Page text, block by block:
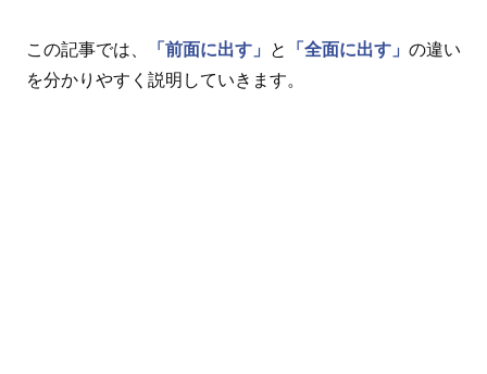
この記事では、 「前面に出す」 と 「全面に出す」 の違い
を分かりやすく説明していきます。